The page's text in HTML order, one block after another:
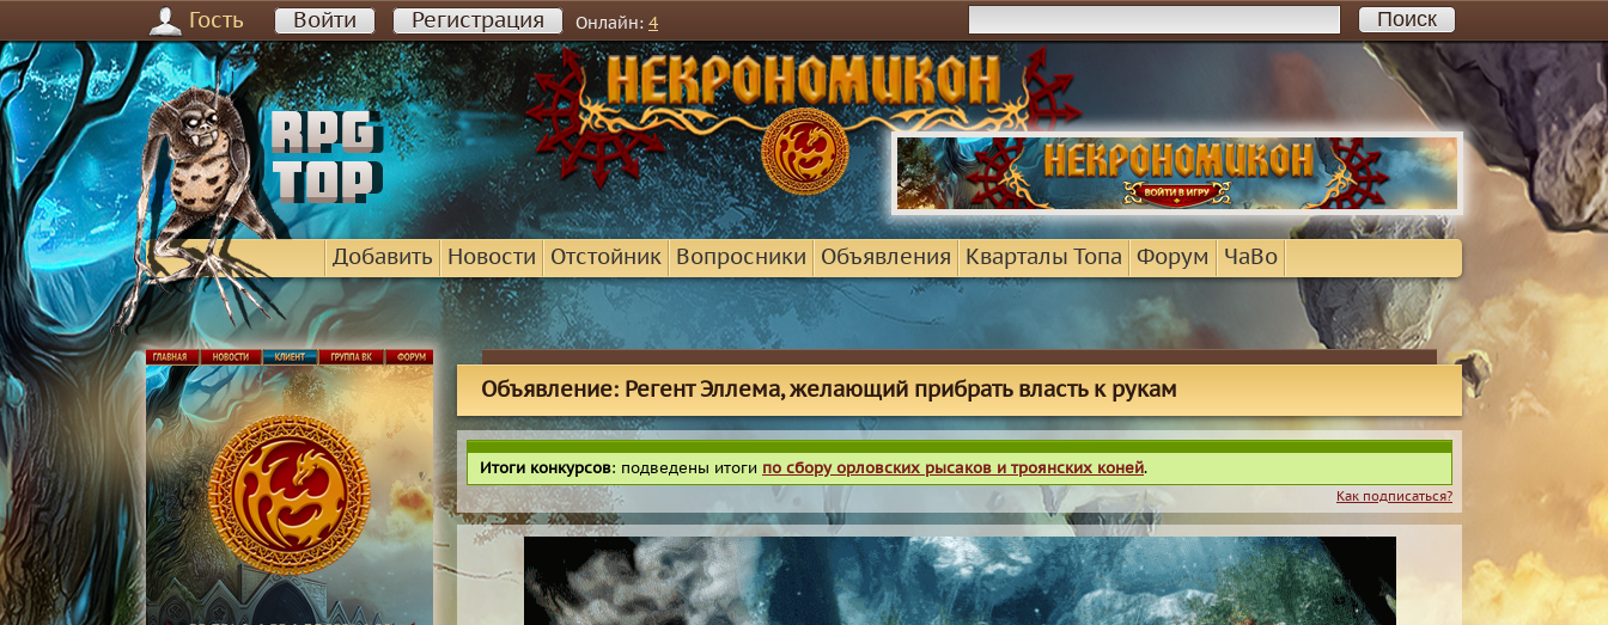
Гость Войти Регистрация Онлайн: 4
Добавить Новости Отстойник Вопросники Объявления Кварталы Топа Форум ЧаВо
Объявление: Регент Эллема, желающий прибрать власть к рукам
Итоги конкурсов: подведены итоги по сбору орловских рысаков и троянских коней.
Как подписаться?